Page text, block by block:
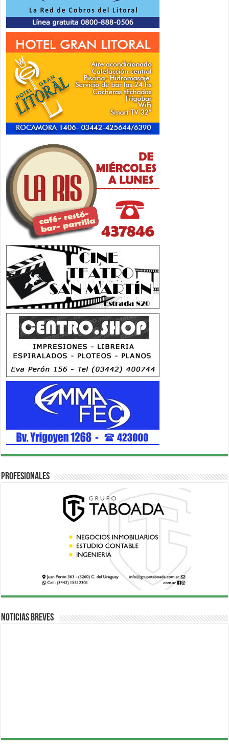
Profesionales
Noticias breves